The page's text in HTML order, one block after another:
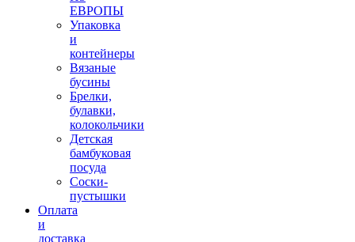
ЕВРОПЫ
Упаковка
и
контейнеры
Вязаные
бусины
Брелки,
булавки,
колокольчики
Детская
бамбуковая
посуда
Соски-
пустышки
Оплата
и
доставка